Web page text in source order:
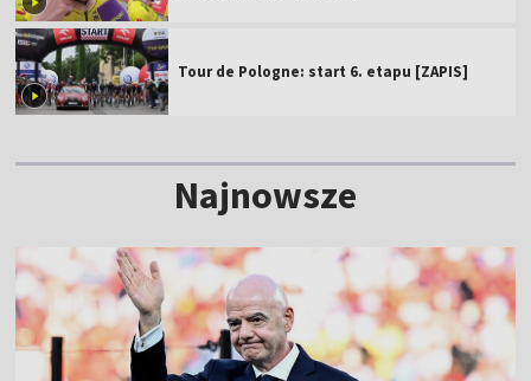
Tour de Pologne: start 6. etapu [ZAPIS]
Najnowsze